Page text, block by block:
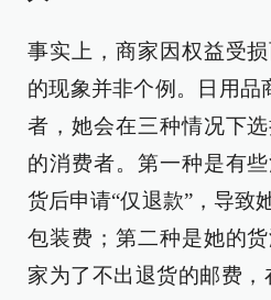
事实上，商家因权益受
的现象并非个例。日用品
者，她会在三种情况下
的消费者。第一种是有
货后申请“仅退款”，导致
包装费；第二种是她的
家为了不出退货的邮费，